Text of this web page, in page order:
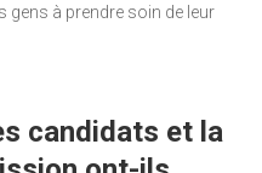
gens à prendre soin de leur
candidats et la